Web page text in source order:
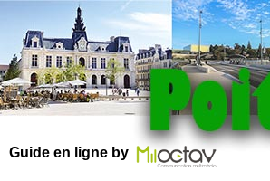
Guide en ligne by